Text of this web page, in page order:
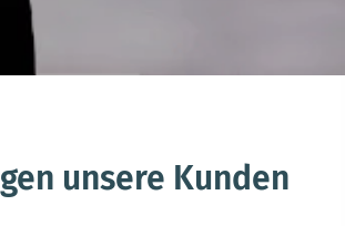
unsere Kunden